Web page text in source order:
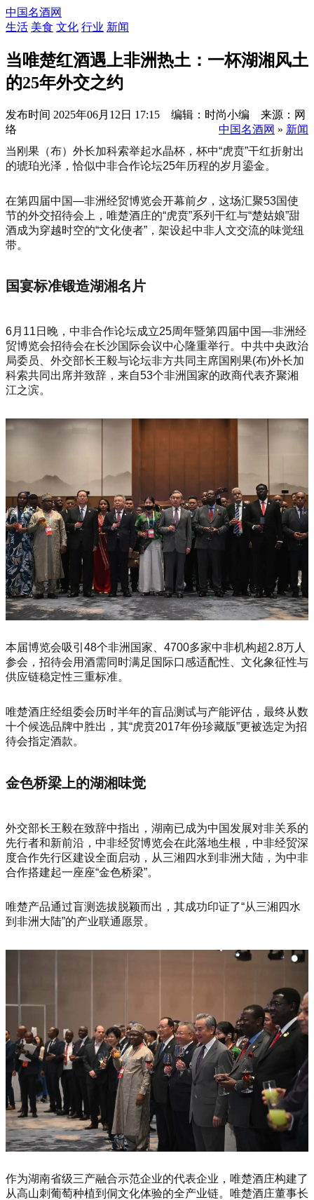
中国名酒网
生活 美食 文化 行业 新闻
当唯楚红酒遇上非洲热土：一杯湖湘风土
的25年外交之约
发布时间 2025年06月12日 17:15 编辑：时尚小编 来源：网
络
中国名酒网 » 新闻
当刚果（布）外长加科索举起水晶杯，杯中“虎贲”干红折射出
的琥珀光泽，恰似中非合作论坛25年历程的岁月鎏金。
在第四届中国—非洲经贸博览会开幕前夕，这场汇聚53国使
节的外交招待会上，唯楚酒庄的“虎贲”系列干红与“楚姑娘”甜
酒成为穿越时空的“文化使者”，架设起中非人文交流的味觉纽
带。
国宴标准锻造湖湘名片
6月11日晚，中非合作论坛成立25周年暨第四届中国—非洲经
贸博览会招待会在长沙国际会议中心隆重举行。中共中央政治
局委员、外交部长王毅与论坛非方共同主席国刚果(布)外长加
科索共同出席并致辞，来自53个非洲国家的政商代表齐聚湘
江之滨。
本届博览会吸引48个非洲国家、4700多家中非机构超2.8万人
参会，招待会用酒需同时满足国际口感适配性、文化象征性与
供应链稳定性三重标准。
唯楚酒庄经组委会历时半年的盲品测试与产能评估，最终从数
十个候选品牌中胜出，其“虎贲2017年份珍藏版”更被选定为招
待会指定酒款。
金色桥梁上的湖湘味觉
外交部长王毅在致辞中指出，湖南已成为中国发展对非关系的
先行者和新前沿，中非经贸博览会在此落地生根，中非经贸深
度合作先行区建设全面启动，从三湘四水到非洲大陆，为中非
合作搭建起一座座“金色桥梁”。
唯楚产品通过盲测选拔脱颖而出，其成功印证了“从三湘四水
到非洲大陆”的产业联通愿景。
作为湖南省级三产融合示范企业的代表企业，唯楚酒庄构建了
从高山刺葡萄种植到侗文化体验的全产业链。唯楚酒庄董事长